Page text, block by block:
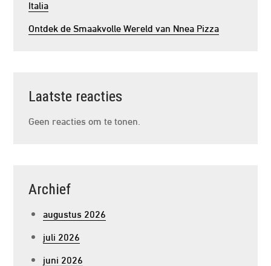
Italia
Ontdek de Smaakvolle Wereld van Nnea Pizza
Laatste reacties
Geen reacties om te tonen.
Archief
augustus 2026
juli 2026
juni 2026